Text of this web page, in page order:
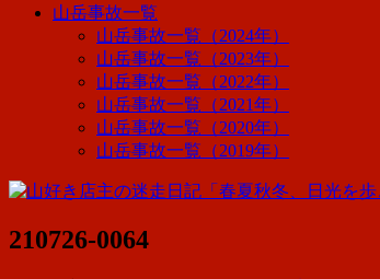
山岳事故一覧
山岳事故一覧（2024年）
山岳事故一覧（2023年）
山岳事故一覧（2022年）
山岳事故一覧（2021年）
山岳事故一覧（2020年）
山岳事故一覧（2019年）
210726-0064